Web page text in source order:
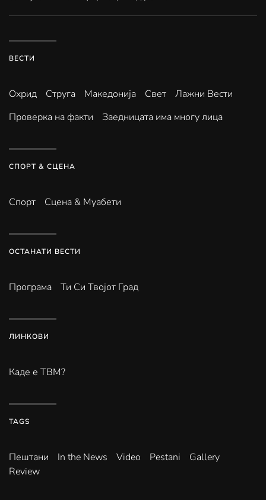
ВЕСТИ
Охрид Струга Македонија Свет
Лажни Вести
Проверка на факти
Заедницата има многу лица
СПОРТ & СЦЕНА
Спорт Сцена & Муабети
ОСТАНАТИ ВЕСТИ
Програма Ти Си Твојот Град
ЛИНКОВИ
Каде е ТВМ?
TAGS
Пештани In the News Video Pestani
Gallery
Review